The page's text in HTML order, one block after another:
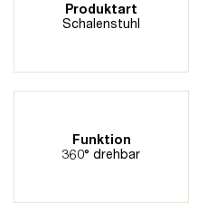
Produktart
Schalenstuhl
Funktion
360° drehbar